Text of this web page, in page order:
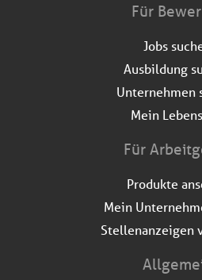
Für
Jobs
Ausbildung
Unternehmen
Mein
Für
Produkte
Mein
Stellenanzeigen